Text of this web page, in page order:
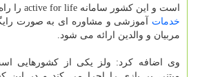
است و این کشور سامانه active for life را راه اندازی کرده که در آن
خدمات آموزشی و مشاوره ای به صورت
مربیان و والدین ارائه می شود.
وی اضافه کرد: ولز یکی از کشورهایی